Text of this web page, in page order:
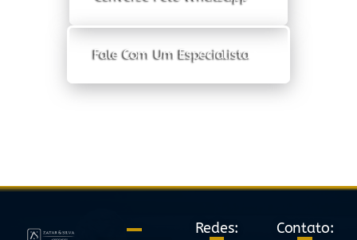
Fale Com Um Especialista
Redes: Contato: